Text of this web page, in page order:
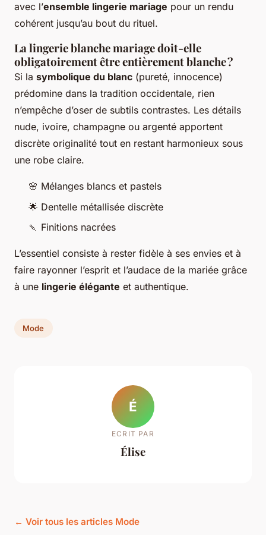
avec l’ensemble lingerie mariage pour un rendu
cohérent jusqu’au bout du rituel.
La lingerie blanche mariage doit-elle
obligatoirement être entièrement blanche ?
Si la symbolique du blanc (pureté, innocence)
prédomine dans la tradition occidentale, rien
n’empêche d’oser de subtils contrastes. Les détails
nude, ivoire, champagne ou argenté apportent
discrète originalité tout en restant harmonieux sous
une robe claire.
🌸 Mélanges blancs et pastels
🌟 Dentelle métallisée discrète
🍡 Finitions nacrées
L’essentiel consiste à rester fidèle à ses envies et à
faire rayonner l’esprit et l’audace de la mariée grâce
à une lingerie élégante et authentique.
Mode
É
ECRIT PAR
Élise
← Voir tous les articles Mode